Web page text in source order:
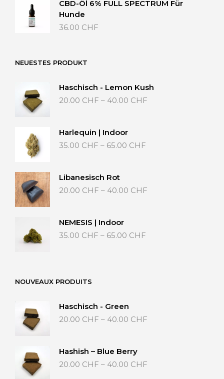
CBD-Öl 6% FULL SPECTRUM Für
Hunde
36.00 CHF
NEUESTES PRODUKT
Haschisch - Lemon Kush
20.00 CHF – 40.00 CHF
Harlequin | Indoor
35.00 CHF – 65.00 CHF
Libanesisch Rot
20.00 CHF – 40.00 CHF
NEMESIS | Indoor
35.00 CHF – 65.00 CHF
NOUVEAUX PRODUITS
Haschisch - Green
20.00 CHF – 40.00 CHF
Hashish – Blue Berry
20.00 CHF – 40.00 CHF